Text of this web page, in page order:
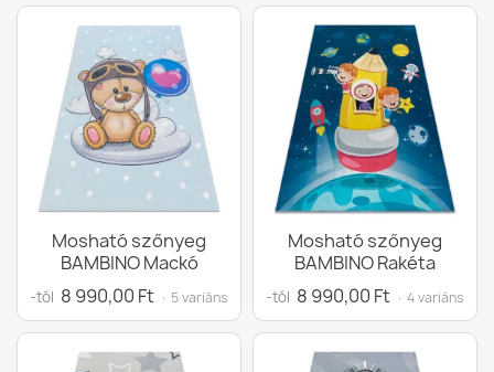
Mosható szőnyeg
BAMBINO Mackó
-tól 8 990,00 Ft · 5 variáns
Mosható szőnyeg
BAMBINO Rakéta
-tól 8 990,00 Ft · 4 variáns